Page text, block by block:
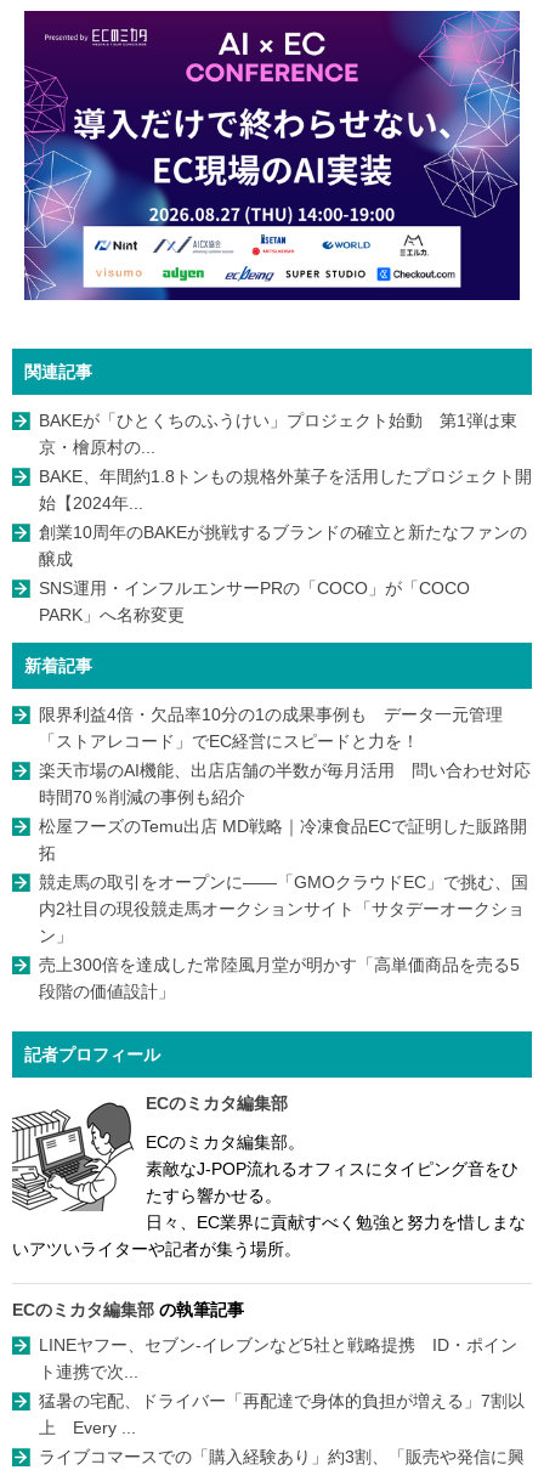
関連記事
BAKEが「ひとくちのふうけい」プロジェクト始動 第1弾は東
京・檜原村の...
BAKE、年間約1.8トンもの規格外菓子を活用したプロジェクト開
始【2024年...
創業10周年のBAKEが挑戦するブランドの確立と新たなファンの
醸成
SNS運用・インフルエンサーPRの「COCO」が「COCO
PARK」へ名称変更
新着記事
限界利益4倍・欠品率10分の1の成果事例も データ一元管理
「ストアレコード」でEC経営にスピードと力を！
楽天市場のAI機能、出店店舗の半数が毎月活用 問い合わせ対応
時間70％削減の事例も紹介
松屋フーズのTemu出店 MD戦略｜冷凍食品ECで証明した販路開
拓
競走馬の取引をオープンに――「GMOクラウドEC」で挑む、国
内2社目の現役競走馬オークションサイト「サタデーオークショ
ン」
売上300倍を達成した常陸風月堂が明かす「高単価商品を売る5
段階の価値設計」
記者プロフィール
ECのミカタ編集部
ECのミカタ編集部。
素敵なJ-POP流れるオフィスにタイピング音をひ
たすら響かせる。
日々、EC業界に貢献すべく勉強と努力を惜しまな
いアツいライターや記者が集う場所。
ECのミカタ編集部 の執筆記事
LINEヤフー、セブン-イレブンなど5社と戦略提携 ID・ポイン
ト連携で次...
猛暑の宅配、ドライバー「再配達で身体的負担が増える」7割以
上 Every ...
ライブコマースでの「購入経験あり」約3割、「販売や発信に興